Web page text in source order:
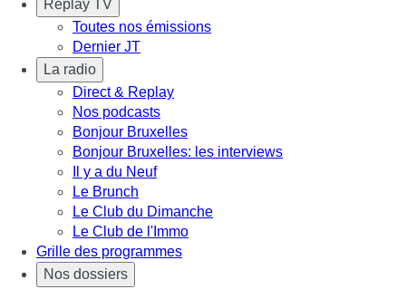
Replay TV
Toutes nos émissions
Dernier JT
La radio
Direct & Replay
Nos podcasts
Bonjour Bruxelles
Bonjour Bruxelles: les interviews
Il y a du Neuf
Le Brunch
Le Club du Dimanche
Le Club de l'Immo
Grille des programmes
Nos dossiers